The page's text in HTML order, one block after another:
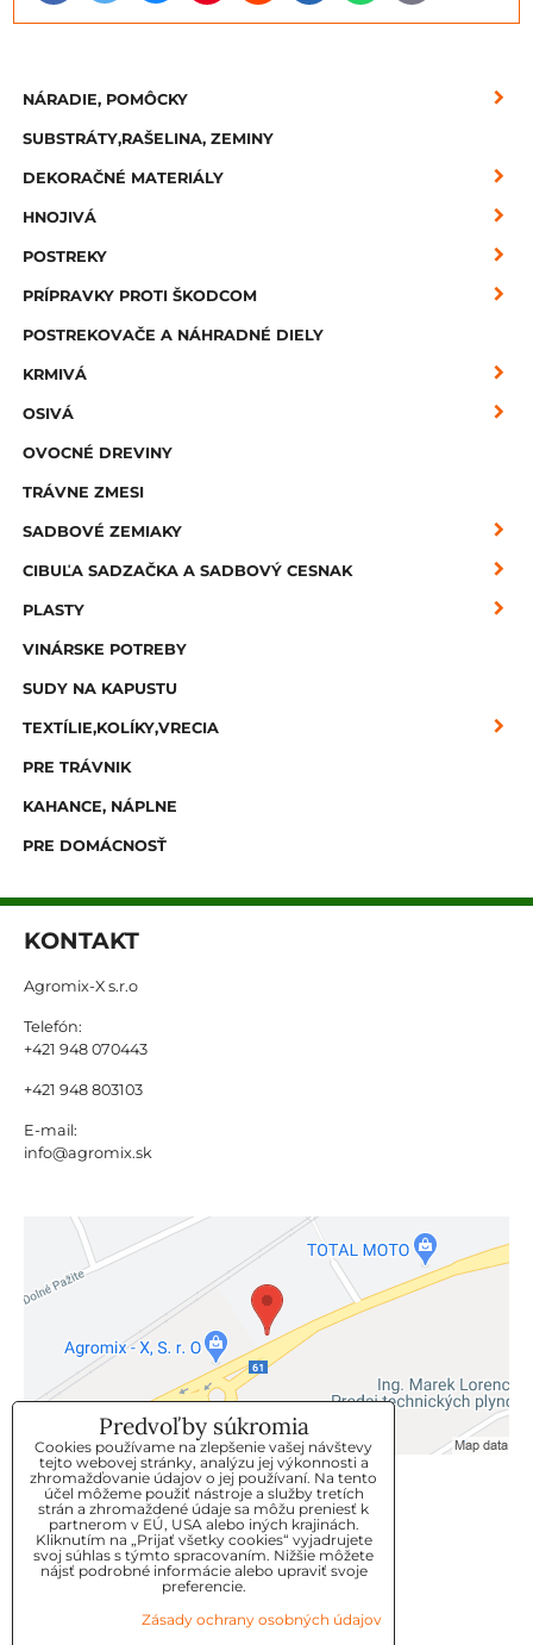
NÁRADIE, POMÔCKY
SUBSTRÁTY,RAŠELINA, ZEMINY
DEKORAČNÉ MATERIÁLY
HNOJIVÁ
POSTREKY
PRÍPRAVKY PROTI ŠKODCOM
POSTREKOVAČE A NÁHRADNÉ DIELY
KRMIVÁ
OSIVÁ
OVOCNÉ DREVINY
TRÁVNE ZMESI
SADBOVÉ ZEMIAKY
CIBUĽA SADZAČKA A SADBOVÝ CESNAK
PLASTY
VINÁRSKE POTREBY
SUDY NA KAPUSTU
TEXTÍLIE,KOLÍKY,VRECIA
PRE TRÁVNIK
KAHANCE, NÁPLNE
PRE DOMÁCNOSŤ
KONTAKT
Agromix-X s.r.o
Telefón:
+421 948 070443
+421 948 803103
E-mail:
info@agromix.sk
KLIENTSKÝ SERVIS
GDPR
KONTAKT
OBJEDNÁVKY
Predvoľby súkromia
Cookies používame na zlepšenie vašej návštevy
tejto webovej stránky, analýzu jej výkonnosti a
zhromažďovanie údajov o jej používaní. Na tento
účel môžeme použiť nástroje a služby tretích
strán a zhromaždené údaje sa môžu preniesť k
partnerom v EÚ, USA alebo iných krajinách.
Kliknutím na „Prijať všetky cookies“ vyjadrujete
svoj súhlas s týmto spracovaním. Nižšie môžete
nájsť podrobné informácie alebo upraviť svoje
preferencie.
Zásady ochrany osobných údajov